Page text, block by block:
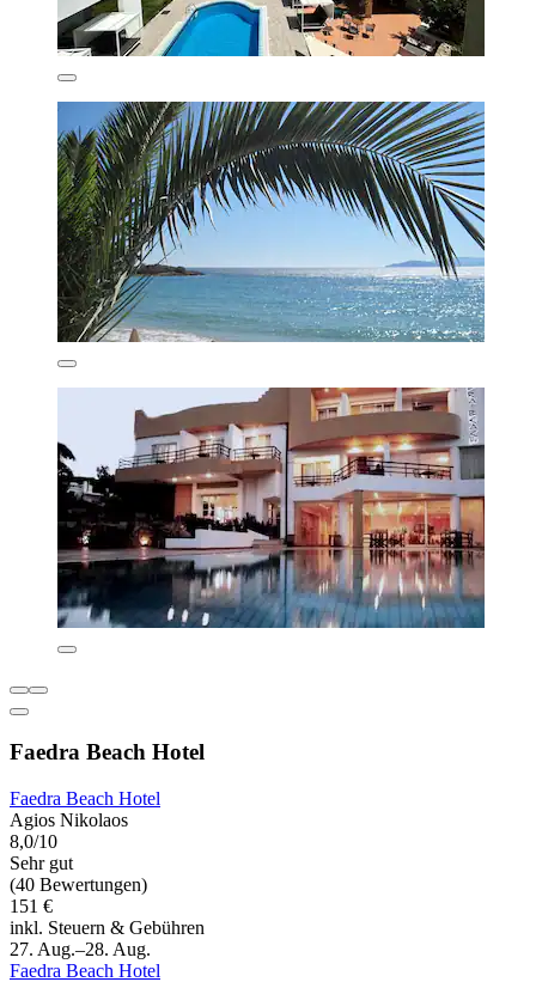
Faedra Beach Hotel
Faedra Beach Hotel
Agios Nikolaos
8,0/10
Sehr gut
(40 Bewertungen)
151 €
inkl. Steuern & Gebühren
27. Aug.–28. Aug.
Faedra Beach Hotel